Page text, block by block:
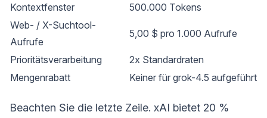
Kontextfenster
500.000 Tokens
Web- / X-Suchtool-
Aufrufe
5,00 $ pro 1.000 Aufrufe
Prioritätsverarbeitung
2x Standardraten
Mengenrabatt
Keiner für grok-4.5 aufgeführt
Beachten Sie die letzte Zeile. xAI bietet 20 %